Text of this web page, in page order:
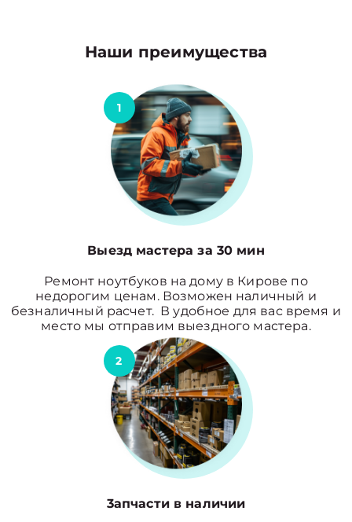
Наши преимущества
1
Выезд мастера за 30 мин
Ремонт ноутбуков на дому в Кирове по
недорогим ценам. Возможен наличный и
безналичный расчет. В удобное для вас время и
место мы отправим выездного мастера.
2
3апчасти в наличии